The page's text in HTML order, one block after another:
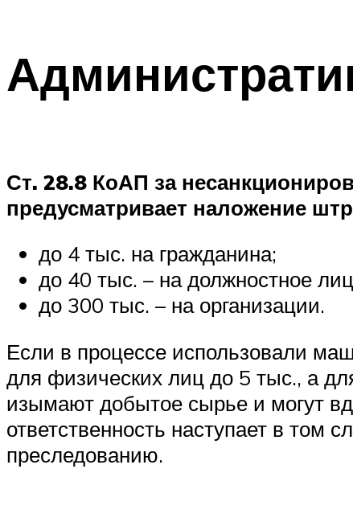
Ст. 28.8 КоАП за
предусматривает наложение
до 4 тыс. на гражданина;
до 40 тыс. – на должностное
до 300 тыс. – на организации.
Если в процессе использовали
для физических лиц до 5 тыс., а
изымают добытое сырье и могут
ответственность наступает в том
преследованию.